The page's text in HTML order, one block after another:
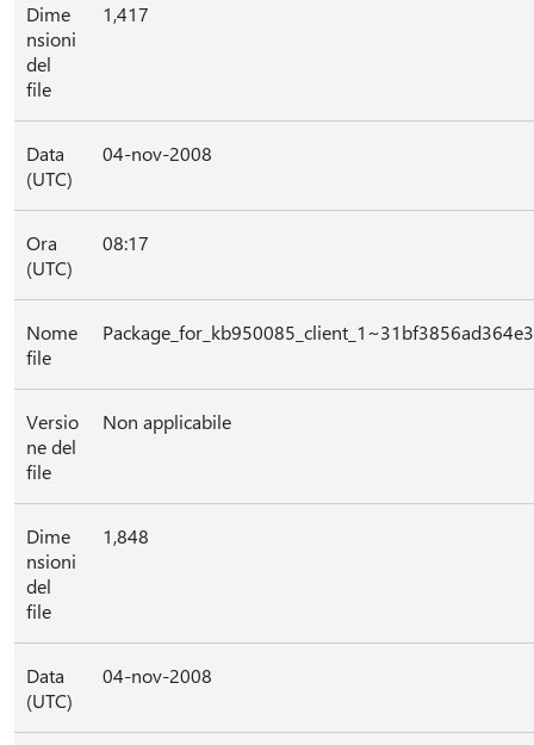
Dime
nsioni
del
file
1,417
Data
(UTC)
04-nov-2008
Ora
(UTC)
08:17
Nome
file
Versio
ne del
file
Non applicabile
Dime
nsioni
del
file
1,848
Data
(UTC)
04-nov-2008